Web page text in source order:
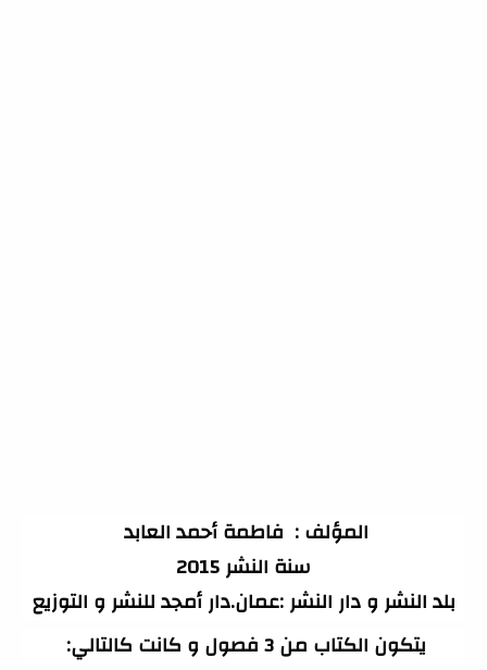
المؤلف :  فاطمة أحمد العابد
سنة النشر 2015
بلد النشر و دار النشر :عمان.دار أمجد للنشر و التوزيع
يتكون الكتاب من 3 فصول و كانت كالتالي: